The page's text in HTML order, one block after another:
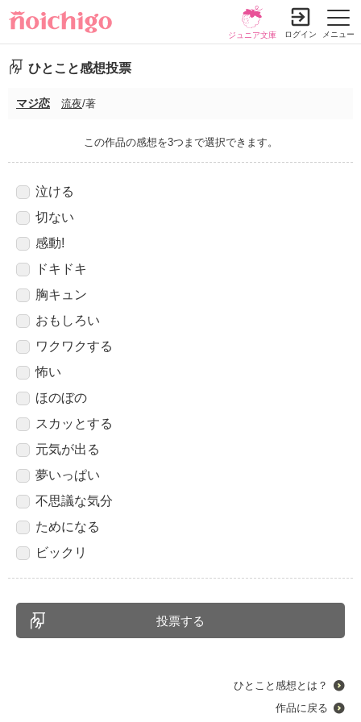
メニュー
ジュニア文庫 ログイン
ひとこと感想投票
マジ恋 流夜/著
この作品の感想を3つまで選択できます。
泣ける
切ない
感動!
ドキドキ
胸キュン
おもしろい
ワクワクする
怖い
ほのぼの
スカッとする
元気が出る
夢いっぱい
不思議な気分
ためになる
ビックリ
ひとこと感想とは？
作品に戻る